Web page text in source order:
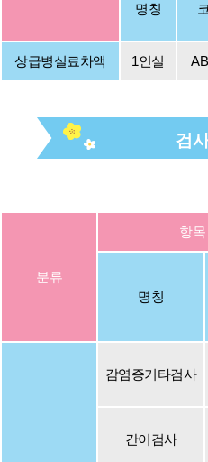
명칭
상급병실료차액 1인실
검
분류
항목
명칭
감염증기타검사
간이검사